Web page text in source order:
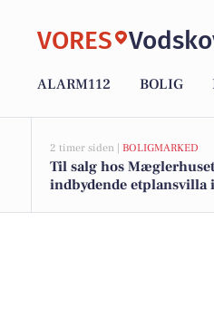
VORES
ALARM112 BOLIG
2 timer siden | BOLIGMARKED
Til salg hos
indbydende etplansvilla